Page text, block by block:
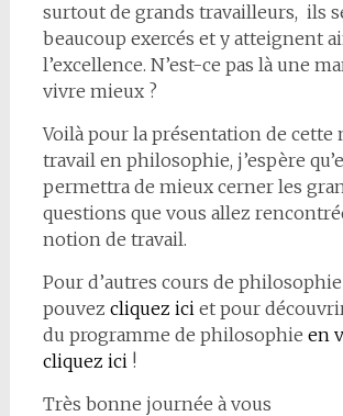
surtout de grands travailleurs, ils
beaucoup exercés et y atteignent
l’excellence. N’est-ce pas là une
vivre mieux ?
Voilà pour la présentation de cette
travail en philosophie, j’espère
permettra de mieux cerner les
questions que vous allez
notion de travail.
Pour d’autres cours de
pouvez cliquez iciet pour
du programme de philosophie en
cliquez ici !
Très bonne journée à vous